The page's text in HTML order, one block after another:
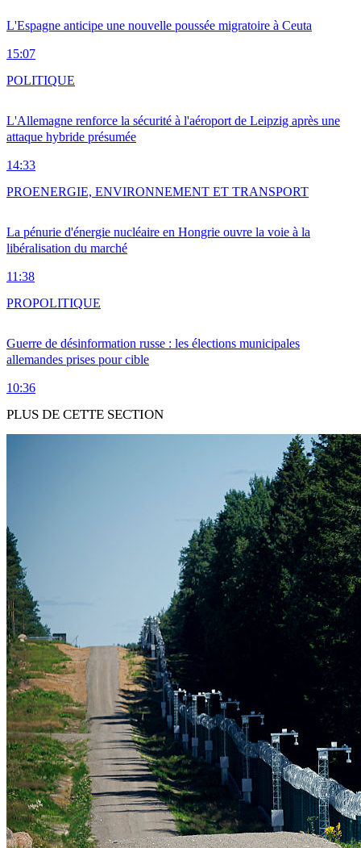
L'Espagne anticipe une nouvelle poussée migratoire à Ceuta
15:07
L'Allemagne renforce la sécurité à l'aéroport de Leipzig après une
attaque hybride présumée
14:33
POLITIQUE
La pénurie d'énergie nucléaire en Hongrie ouvre la voie à la
libéralisation du marché
11:38
PROENERGIE, ENVIRONNEMENT ET TRANSPORT
Guerre de désinformation russe : les élections municipales
allemandes prises pour cible
10:36
PROPOLITIQUE
PLUS DE CETTE SECTION